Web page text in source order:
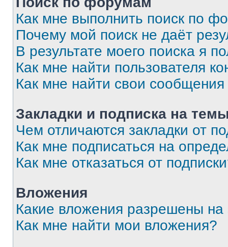
Как мне выполнить поиск по
Почему мой поиск не даёт
В результате моего поиска я
Как мне найти пользователя
Как мне найти свои
Закладки и подписка на
Чем отличаются закладки от
Как мне подписаться на
Как мне отказаться от
Вложения
Какие вложения разрешены
Как мне найти мои вложения?